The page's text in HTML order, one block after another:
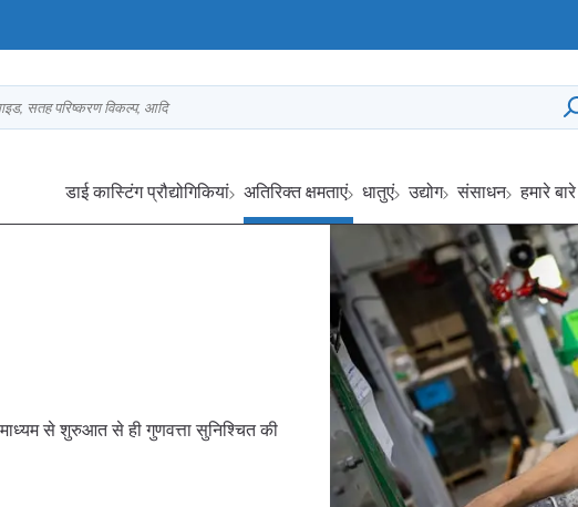
सतह परिष्करण विकल्प, आदि
डाई कास्टिंग प्रौद्योगिकियां अतिरिक्त क्षमताएं धातुएं उद्योग संसाधन हमारे
से शुरुआत से ही गुणवत्ता सुनिश्चित की